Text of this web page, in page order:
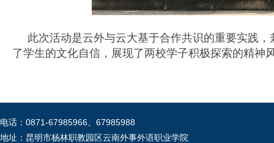
此次活动是云外与云大基于合作共识的重要实践，
了学生的文化自信，展现了两校学子积极探索的精神
电话：0871-67985966、67985988
地址：昆明市杨林职教园区云南外事外语职业学院